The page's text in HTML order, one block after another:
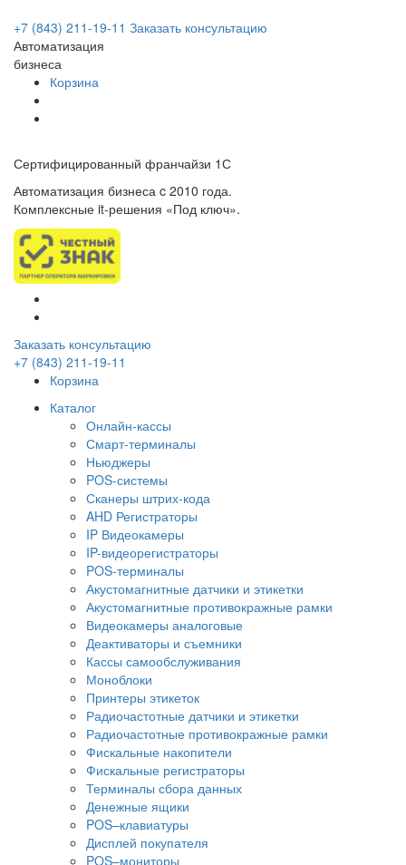
+7 (843) 211-19-11 Заказать консультацию
Автоматизация
бизнеса
Корзина
Сертифицированный франчайзи 1С
Автоматизация бизнеса c 2010 года.
Комплексные it-решения «Под ключ».
Заказать консультацию
+7 (843) 211-19-11
Корзина
Каталог
Онлайн-кассы
Смарт-терминалы
Ньюджеры
POS-системы
Сканеры штрих-кода
AHD Регистраторы
IP Видеокамеры
IP-видеорегистраторы
POS-терминалы
Акустомагнитные датчики и этикетки
Акустомагнитные противокражные рамки
Видеокамеры аналоговые
Деактиваторы и съемники
Кассы самообслуживания
Моноблоки
Принтеры этикеток
Радиочастотные датчики и этикетки
Радиочастотные противокражные рамки
Фискальные накопители
Фискальные регистраторы
Терминалы сбора данных
Денежные ящики
POS–клавиатуры
Дисплей покупателя
POS–мониторы